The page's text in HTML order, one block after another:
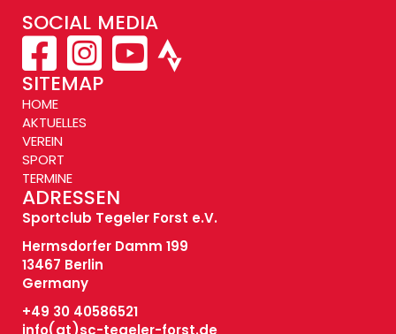
SOCIAL MEDIA
SITEMAP
HOME
AKTUELLES
VEREIN
SPORT
TERMINE
ADRESSEN
Sportclub Tegeler Forst e.V.
Hermsdorfer Damm 199
13467 Berlin
Germany
+49 30 40586521
info(at)sc-tegeler-forst.de